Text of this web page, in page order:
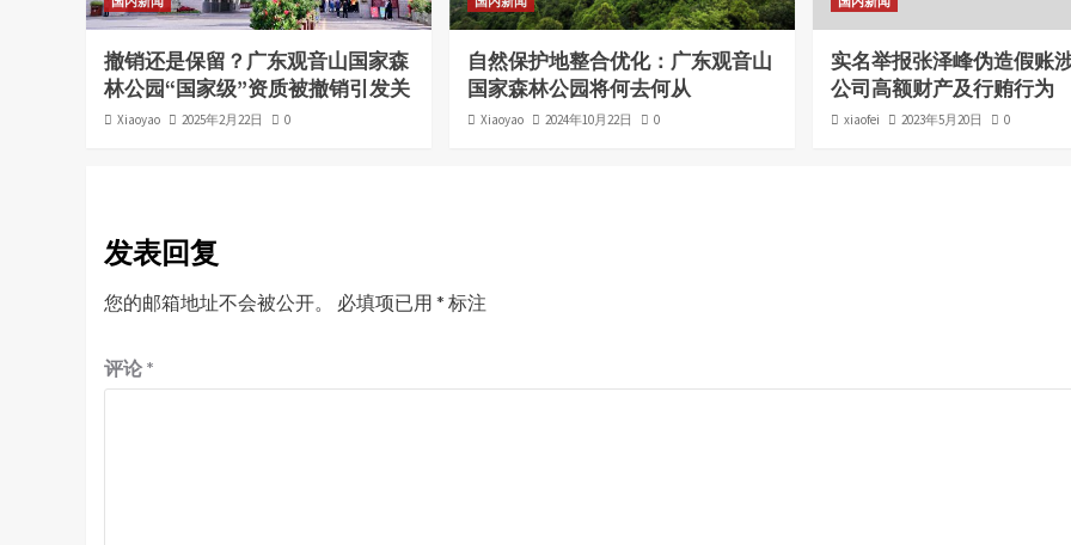
撤销还是保留？广东观音山国家森
林公园“国家级”资质被撤销引发关
Xiaoyao 2025年2月22日 0
自然保护地整合优化：广东观音山
国家森林公园将何去何从
Xiaoyao 2024年10月22日 0
实名举报张泽峰伪造假账
公司高额财产及行贿行为
xiaofei 2023年5月20日 0
发表回复
您的邮箱地址不会被公开。 必填项已用 * 标注
评论 *